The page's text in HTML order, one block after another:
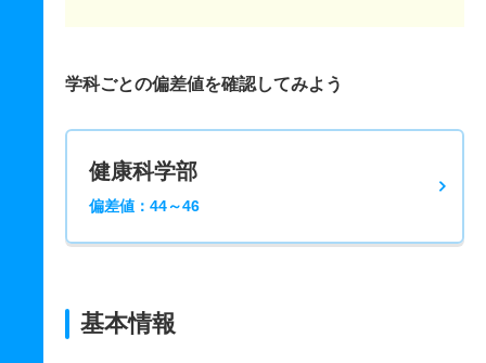
学科ごとの偏差値を確認してみよう
健康科学部
偏差値：44～46
基本情報